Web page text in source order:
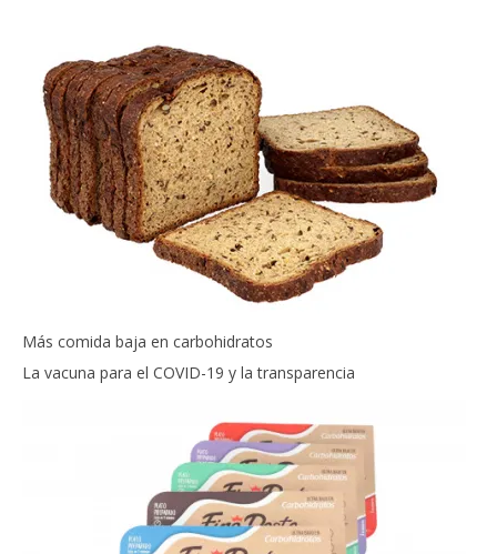
Más comida baja en carbohidratos
La vacuna para el COVID-19 y la transparencia